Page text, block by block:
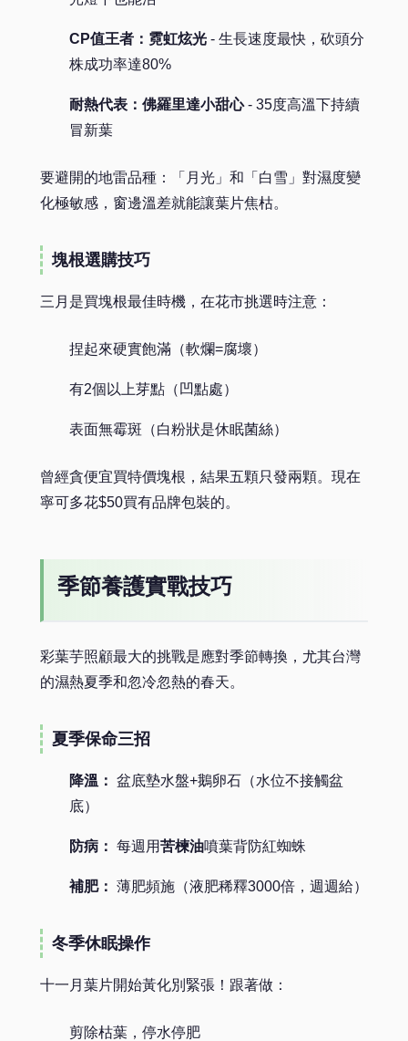
CP值王者：霓虹炫光 - 生長速度最快，砍頭分
株成功率達80%
耐熱代表：佛羅里達小甜心- 35度高溫下持續
冒新葉
要避開的地雷品種：「月光」和「白雪」對濕度變
化極敏感，窗邊溫差就能讓葉片焦枯。
塊根選購技巧
三月是買塊根最佳時機，在花市挑選時注意：
捏起來硬實飽滿（軟爛=腐壞）
有2個以上芽點（凹點處）
表面無霉斑（白粉狀是休眠菌絲）
曾經貪便宜買特價塊根，結果五顆只發兩顆。現在
寧可多花$50買有品牌包裝的。
季節養護實戰技巧
彩葉芋照顧最大的挑戰是應對季節轉換，尤其台灣
的濕熱夏季和忽冷忽熱的春天。
夏季保命三招
降溫： 盆底墊水盤+鵝卵石（水位不接觸盆
底）
防病： 每週用苦楝油噴葉背防紅蜘蛛
補肥： 薄肥頻施（液肥稀釋3000倍，週週給）
冬季休眠操作
十一月葉片開始黃化別緊張！跟著做：
剪除枯葉，停水停肥